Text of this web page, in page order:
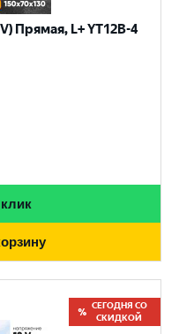
Прямая, L+ YT12B-4
СЕГОДНЯ СО
СКИДКОЙ